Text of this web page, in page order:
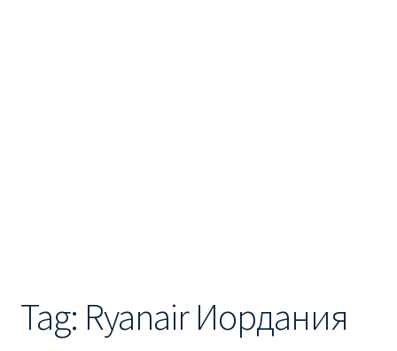
RYANAIR ИЗ РИГИ
Tag: Ryanair Иордания